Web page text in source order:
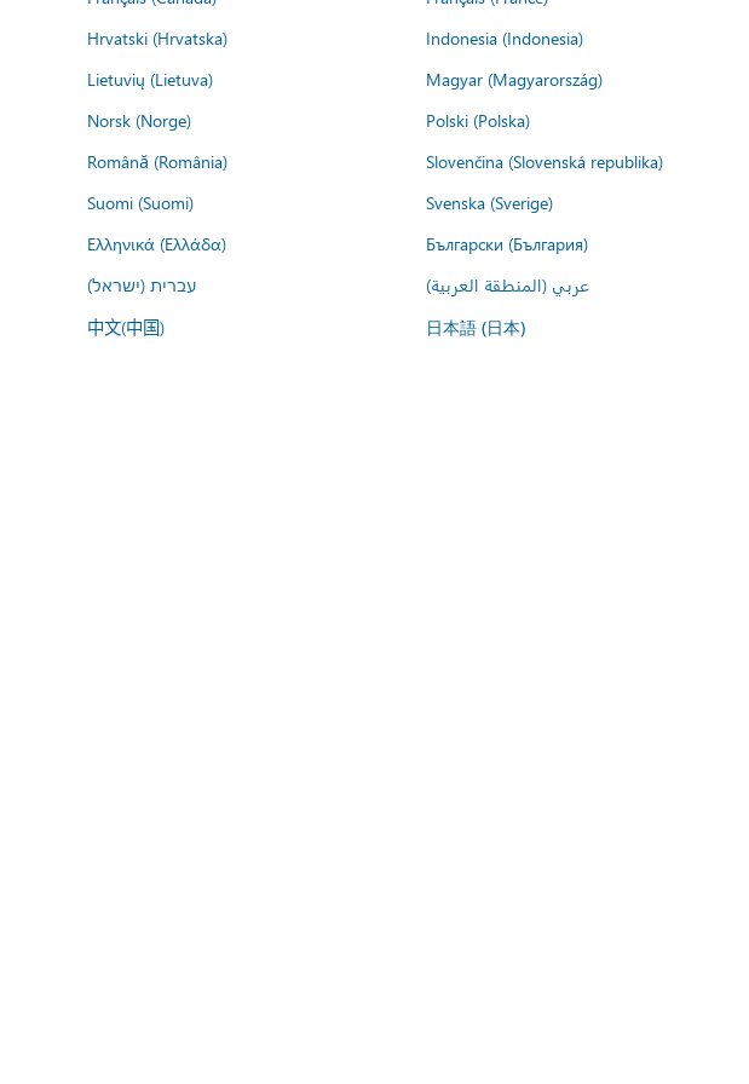
Hrvatski (Hrvatska)
Indonesia (Indonesia)
Lietuvių (Lietuva)
Magyar (Magyarország)
Norsk (Norge)
Polski (Polska)
Română (România)
Slovenčina (Slovenská republika)
Suomi (Suomi)
Svenska (Sverige)
Ελληνικά (Ελλάδα)
Български (България)
עברית (ישראל)
عربي (المنطقة العربية)
中文(中国)
日本語 (日本)